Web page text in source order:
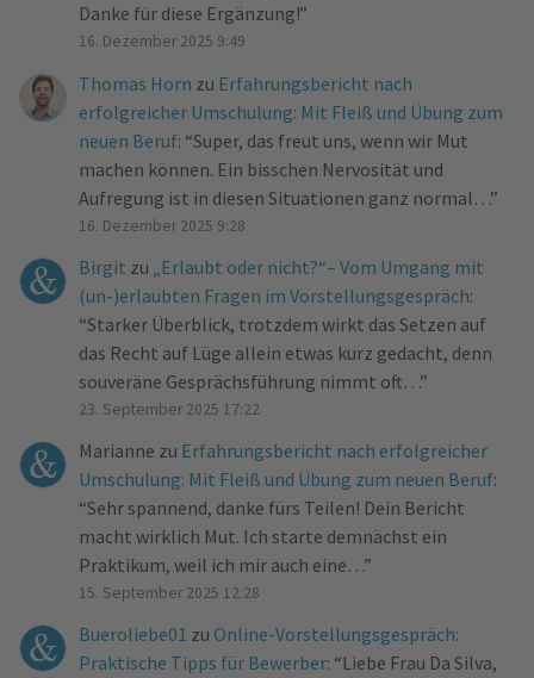
Danke für diese Ergänzung!”
16. Dezember 2025 9:49
Thomas Horn zu Erfahrungsbericht nach
erfolgreicher Umschulung: Mit Fleiß und Übung zum
neuen Beruf: “Super, das freut uns, wenn wir Mut
machen können. Ein bisschen Nervosität und
Aufregung ist in diesen Situationen ganz normal… ”
16. Dezember 2025 9:28
Birgit zu
„Erlaubt oder nicht?“– Vom Umgang mit
(un-)erlaubten Fragen im Vorstellungsgespräch:
“Starker Überblick, trotzdem wirkt das Setzen auf
das Recht auf Lüge allein etwas kurz gedacht, denn
souveräne Gesprächsführung nimmt oft… ”
23. September 2025 17:22
Marianne zu Erfahrungsbericht nach erfolgreicher
Umschulung: Mit Fleiß und Übung zum neuen Beruf:
“Sehr spannend, danke fürs Teilen! Dein Bericht
macht wirklich Mut. Ich starte demnächst ein
Praktikum, weil ich mir auch eine… ”
15. September 2025 12:28
Bueroliebe01 zu Online-Vorstellungsgespräch:
Praktische Tipps für Bewerber: “Liebe Frau Da Silva,